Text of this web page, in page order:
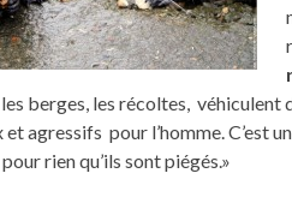
berges, les récoltes, véhiculent
agressifs pour l’homme. C’est
rien qu’ils sont piégés.»